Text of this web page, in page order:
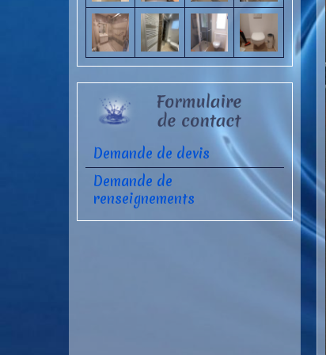
Demande de devis
Demande de
renseignements